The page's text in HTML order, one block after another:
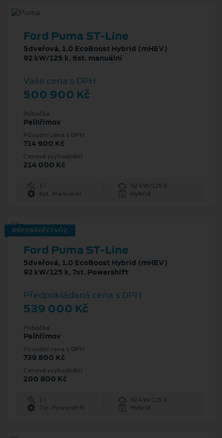
Ford Puma ST-Line
5dveřová, 1.0 EcoBoost Hybrid (mHEV)
92 kW/125 k, 6st. manuální
Vaše cena s DPH
500 900 Kč
Pobočka
Pelhřimov
Původní cena s DPH
714 900 Kč
Cenové zvýhodnění
214 000 Kč
1 l
92 kW/125 k
6st. manuální
Hybrid
PŘEDVÁDĚCÍ VŮZ
Ford Puma ST-Line
5dveřová, 1.0 EcoBoost Hybrid (mHEV)
92 kW/125 k, 7st. Powershift
Předpokládaná cena s DPH
539 000 Kč
Pobočka
Pelhřimov
Původní cena s DPH
739 800 Kč
Cenové zvýhodnění
200 800 Kč
1 l
92 kW/125 k
7st. Powershift
Hybrid